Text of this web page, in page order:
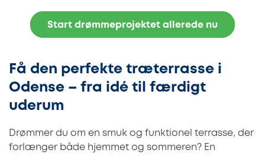
Start drømmeprojektet allerede nu
Få den perfekte træterrasse i
Odense – fra idé til færdigt
uderum
Drømmer du om en smuk og funktionel terrasse, der
forlænger både hjemmet og sommeren? En